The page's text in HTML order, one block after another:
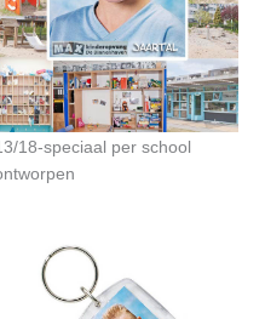
18-speciaal per school